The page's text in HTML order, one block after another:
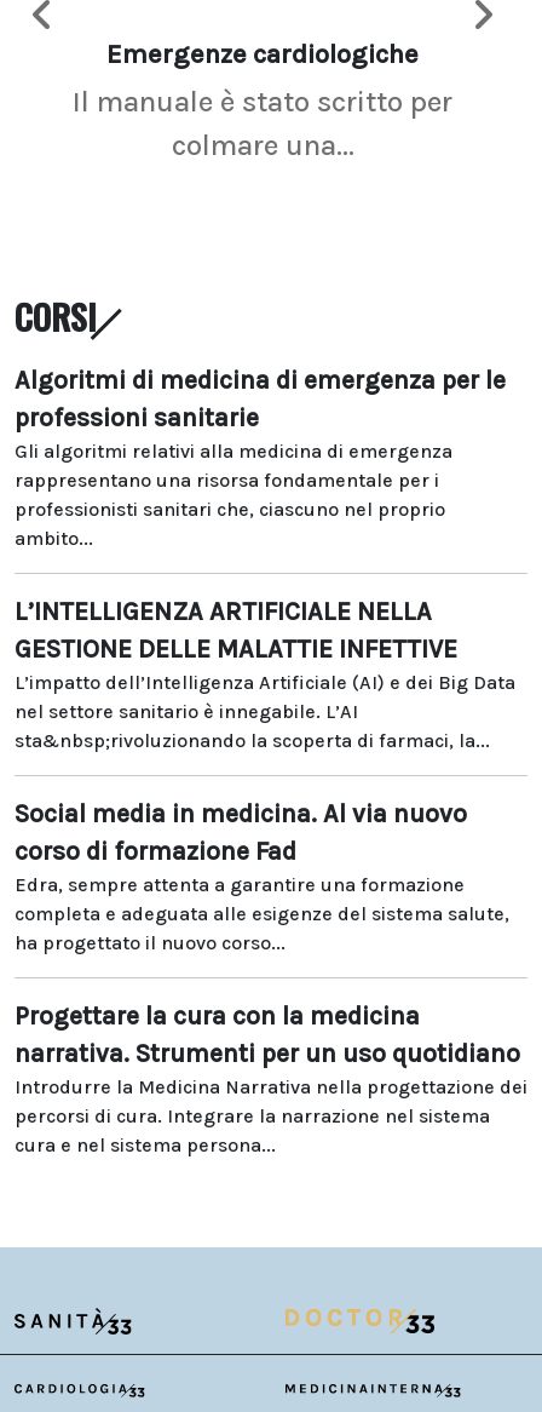
Emergenze cardiologiche
Il manuale è stato scritto per
colmare una...
CORSI
Algoritmi di medicina di emergenza per le
professioni sanitarie
Gli algoritmi relativi alla medicina di emergenza
rappresentano una risorsa fondamentale per i
professionisti sanitari che, ciascuno nel proprio
ambito...
L’INTELLIGENZA ARTIFICIALE NELLA
GESTIONE DELLE MALATTIE INFETTIVE
L’impatto dell’Intelligenza Artificiale (AI) e dei Big Data
nel settore sanitario è innegabile. L’AI
sta&nbsp;rivoluzionando la scoperta di farmaci, la...
Social media in medicina. Al via nuovo
corso di formazione Fad
Edra, sempre attenta a garantire una formazione
completa e adeguata alle esigenze del sistema salute,
ha progettato il nuovo corso...
Progettare la cura con la medicina
narrativa. Strumenti per un uso quotidiano
Introdurre la Medicina Narrativa nella progettazione dei
percorsi di cura. Integrare la narrazione nel sistema
cura e nel sistema persona...